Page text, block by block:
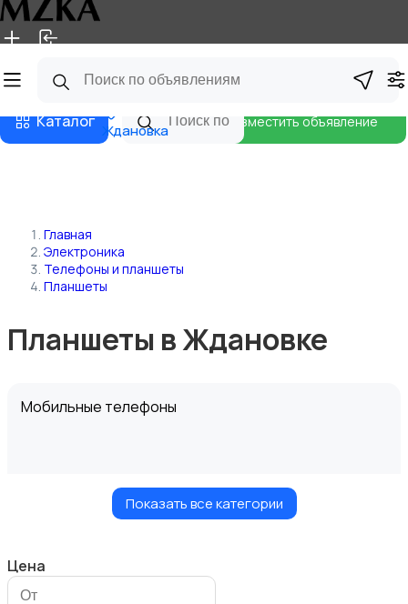
Главная Магазины
Каталог Ждановка
Разместить объявление
Главная
Электроника
Телефоны и планшеты
Планшеты
Планшеты в Ждановке
Мобильные телефоны
Показать все категории
Цена